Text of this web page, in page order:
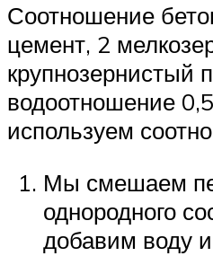
Соотношение
цемент, 2
крупнозернистый
водоотношение
используем
Мы смешаем
однородного
добавим воду